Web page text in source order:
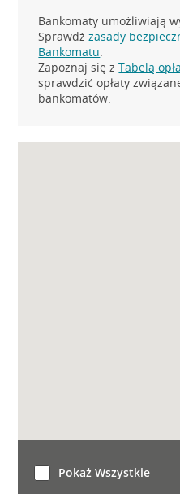
Bankomaty umożliwiają
Sprawdźzasady
Bankomatu.
Zapoznaj się zTabelą
sprawdzić opłaty
bankomatów.
Pokaż Wszystkie